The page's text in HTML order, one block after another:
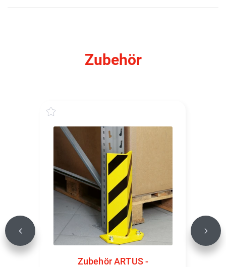
Zubehör
Zubehör ARTUS -
Previous Next